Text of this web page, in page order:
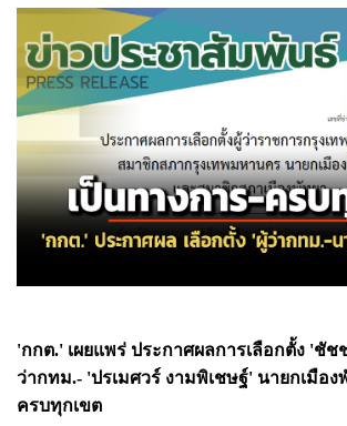
'กกต.' เผยแพร่ ประกาศผลการเลือกตั้ง 'ชั
ว่ากทม.- 'ปรเมศวร์ งามพิเชษฐ์' นายกเมือง
ครบทุกเขต